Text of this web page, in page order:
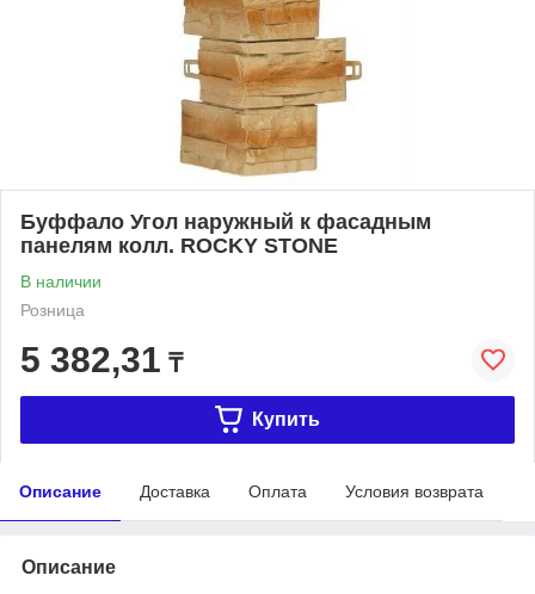
Буффало Угол наружный к фасадным
панелям колл. ROCKY STONE
В наличии
Розница
5 382,31 ₸
Купить
Описание Доставка Оплата Условия возврата
Описание